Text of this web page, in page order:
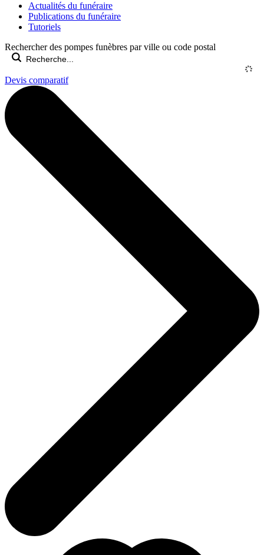
Actualités du funéraire
Publications du funéraire
Tutoriels
Rechercher des pompes funèbres par ville ou code postal
Devis comparatif